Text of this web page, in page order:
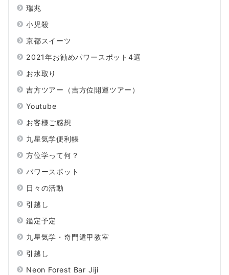
瑞兆
小児殺
京都スイーツ
2021年お勧めパワースポット4選
お水取り
吉方ツアー（吉方位開運ツアー）
Youtube
お客様ご感想
九星気学便利帳
方位学って何？
パワースポット
日々の活動
引越し
鑑定予定
九星気学・奇門遁甲教室
引越し
Neon Forest Bar Jiji